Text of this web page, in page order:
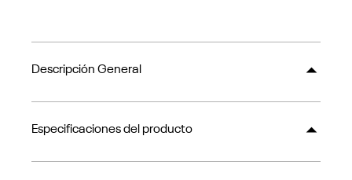
Descripción General
Especificaciones del producto